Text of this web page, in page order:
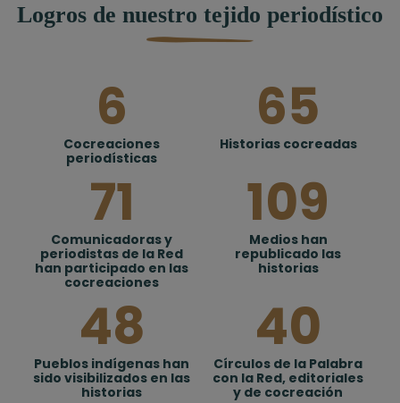
Logros de nuestro tejido periodístico
6
Cocreaciones
periodísticas
65
Historias cocreadas
71
Comunicadoras y
periodistas de la Red
han participado en las
cocreaciones
109
Medios han
republicado las
historias
48
Pueblos indígenas han
sido visibilizados en las
historias
40
Círculos de la Palabra
con la Red, editoriales
y de cocreación